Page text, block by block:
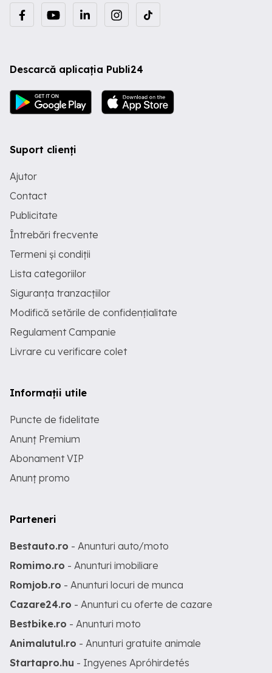
Descarcă aplicația Publi24
Suport clienți
Ajutor
Contact
Publicitate
Întrebări frecvente
Termeni și condiții
Lista categoriilor
Siguranța tranzacțiilor
Modifică setările de confidențialitate
Regulament Campanie
Livrare cu verificare colet
Informații utile
Puncte de fidelitate
Anunț Premium
Abonament VIP
Anunț promo
Parteneri
Bestauto.ro - Anunturi auto/moto
Romimo.ro - Anunturi imobiliare
Romjob.ro - Anunturi locuri de munca
Cazare24.ro - Anunturi cu oferte de cazare
Bestbike.ro - Anunturi moto
Animalutul.ro - Anunturi gratuite animale
Startapro.hu - Ingyenes Apróhirdetés